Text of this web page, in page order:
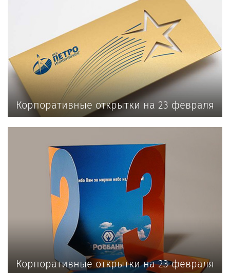
Корпоративные открытки на 23 февраля
Корпоративные открытки на 23 февраля